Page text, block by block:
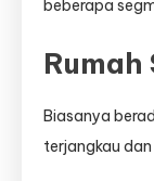
beberapa
Biasanya
terjangkau